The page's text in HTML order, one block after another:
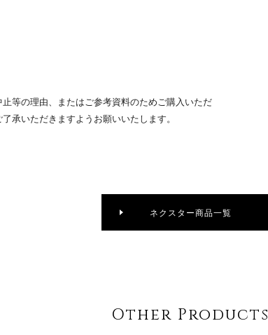
等の理由、またはご参考資料のためご購入いただ
承いただきますようお願いいたします。
ネクスター商品一覧
Other Products